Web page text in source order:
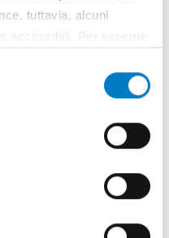
tuttavia, alcuni
accessibili. Per saperne
alcuni di essi, ti
Sfoglia la rivista